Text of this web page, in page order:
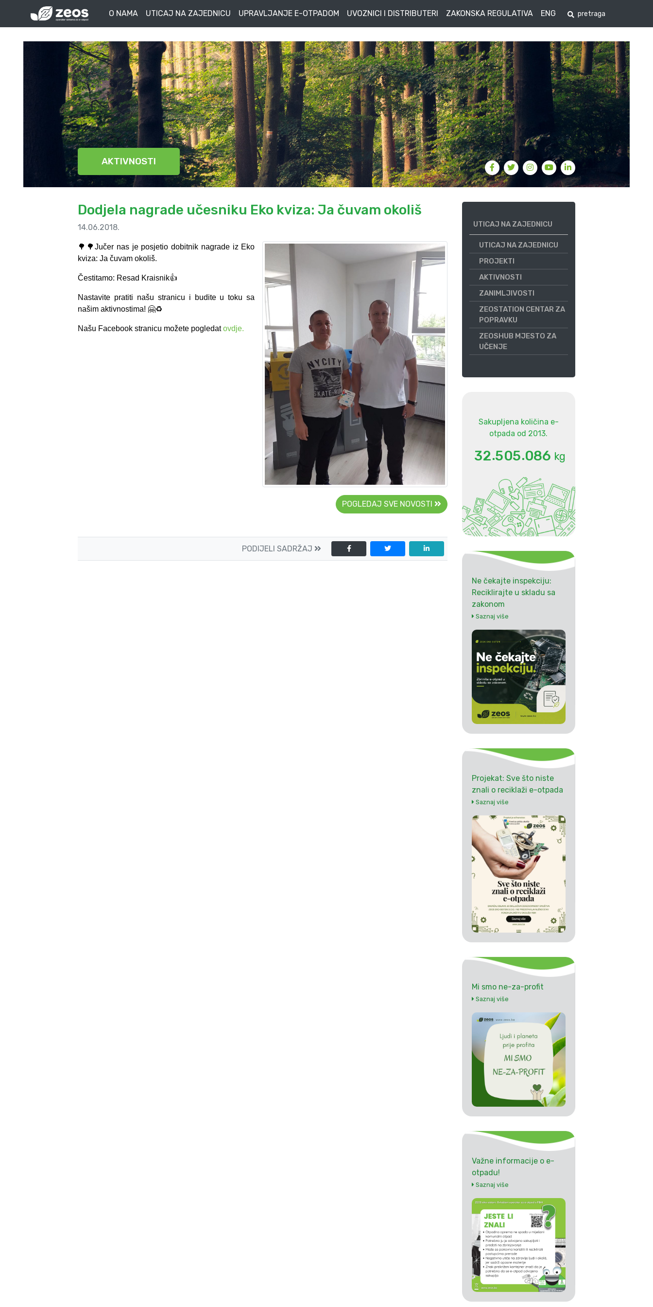
O NAMA UTICAJ NA ZAJEDNICU UPRAVLJANJE E-OTPADOM UVOZNICI I DISTRIBUTERI ZAKONSKA REGULATIVA ENG
AKTIVNOSTI
Dodjela nagrade učesniku Eko kviza: Ja čuvam okoliš
14.06.2018.
🌳🌳Jučer nas je posjetio dobitnik nagrade iz Eko
kviza: Ja čuvam okoliš.
Čestitamo: Resad Kraisnik👍
Nastavite pratiti našu stranicu i budite u toku sa
našim aktivnostima! 🤗♻️
Našu Facebook stranicu možete pogledatovdje.
POGLEDAJ SVE NOVOSTI
PODIJELI SADRŽAJ
UTICAJ NA ZAJEDNICU
UTICAJ NA ZAJEDNICU
PROJEKTI
AKTIVNOSTI
ZANIMLJIVOSTI
ZEOSTATION CENTAR ZA
POPRAVKU
ZEOSHUB MJESTO ZA
UČENJE
Sakupljena količina e-
otpada od 2013.
32.505.086 kg
Ne čekajte inspekciju:
Reciklirajte u skladu sa
zakonom
Saznaj više
Projekat: Sve što niste
znali o reciklaži e-otpada
Saznaj više
Mi smo ne-za-profit
Saznaj više
Važne informacije o e-
otpadu!
Saznaj više